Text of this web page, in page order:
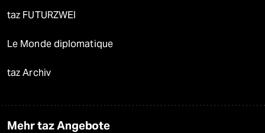
taz FUTURZWEI
Le Monde diplomatique
taz Archiv
Mehr taz Angebote